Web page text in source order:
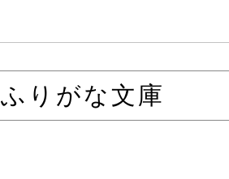
ふりがな文庫